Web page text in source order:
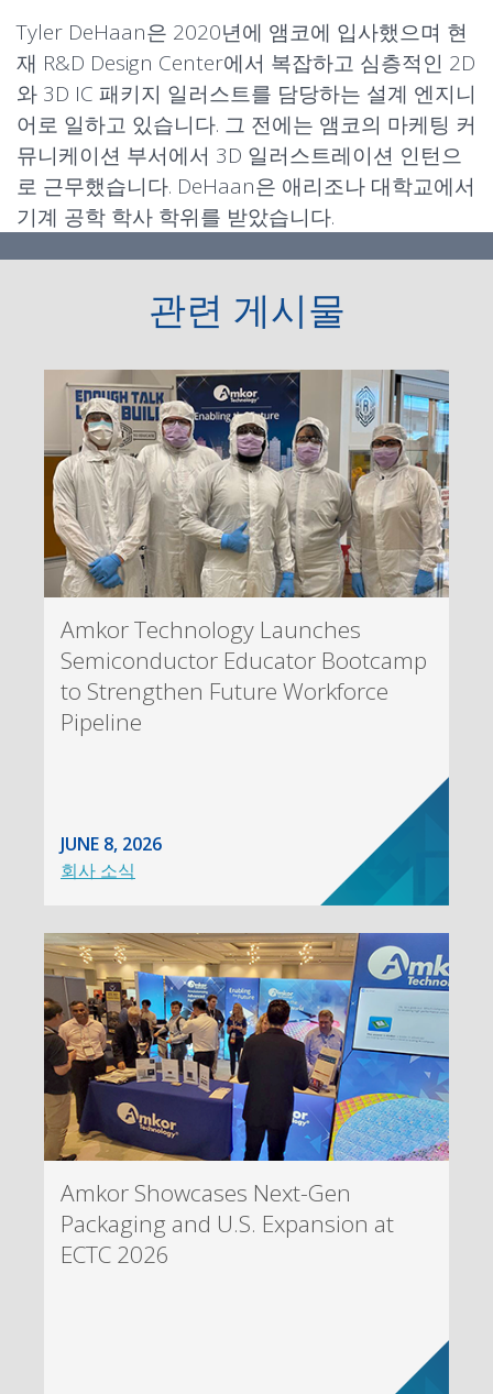
Tyler DeHaan은 2020년에 앰코에 입사했으며 현
재 R&D Design Center에서 복잡하고 심층적인 2D
와 3D IC 패키지 일러스트를 담당하는 설계 엔지니
어로 일하고 있습니다. 그 전에는 앰코의 마케팅 커
뮤니케이션 부서에서 3D 일러스트레이션 인턴으
로 근무했습니다. DeHaan은 애리조나 대학교에서
기계 공학 학사 학위를 받았습니다.
관련 게시물
Amkor Technology Launches
Semiconductor Educator Bootcamp
to Strengthen Future Workforce
Pipeline
JUNE 8, 2026
회사 소식
Amkor Showcases Next-Gen
Packaging and U.S. Expansion at
ECTC 2026